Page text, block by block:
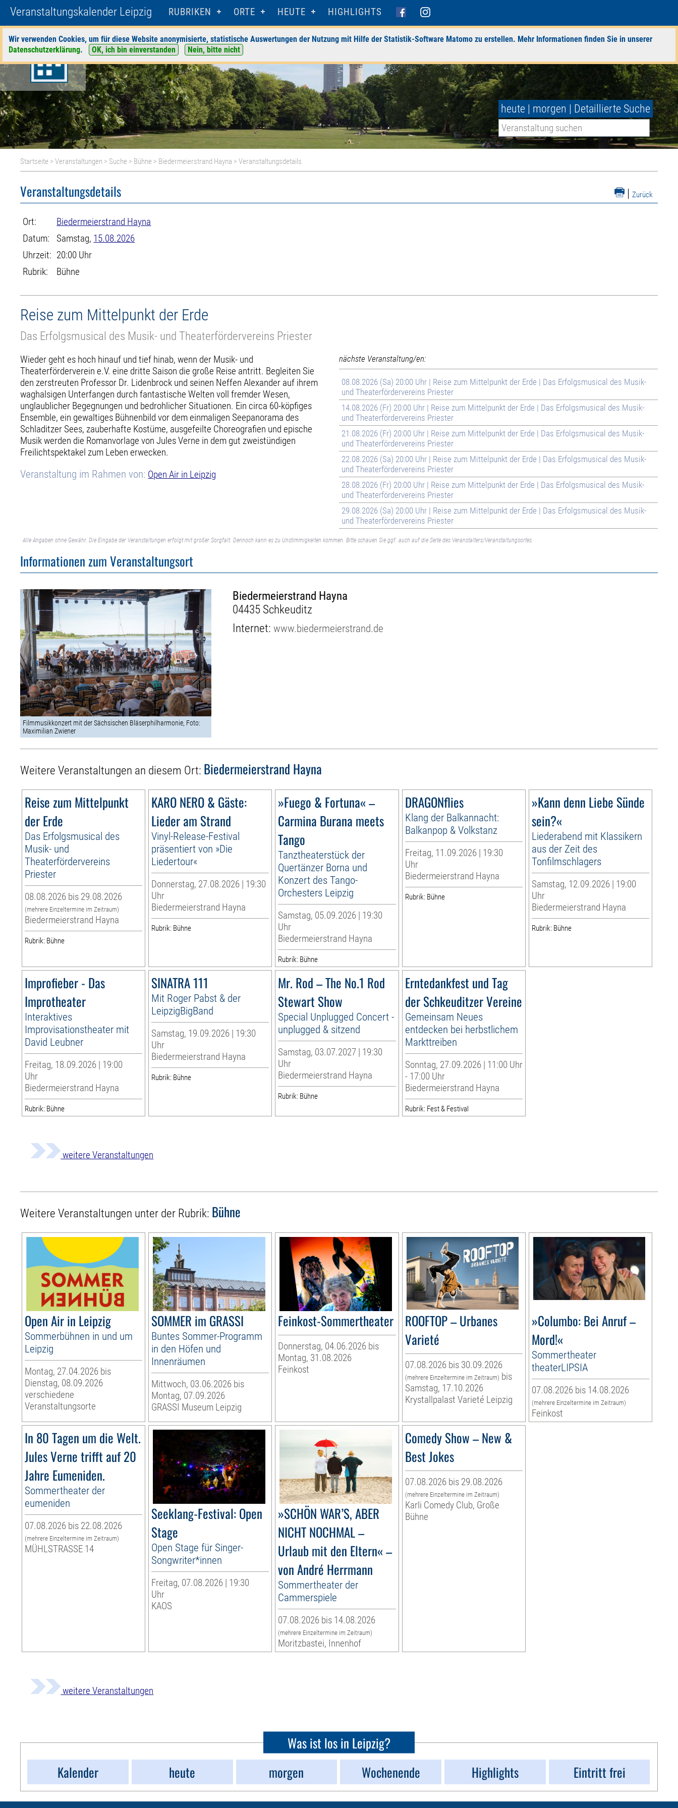
Veranstaltungskalender Leipzig RUBRIKEN ORTE HEUTE HIGHLIGHTS
Wir verwenden Cookies, um für diese Website anonymisierte, statistische Auswertungen der Nutzung mit Hilfe der Statistik-Software Matomo zu erstellen. Mehr Informationen finden Sie in unserer
Datenschutzerklärung. OK, ich bin einverstanden Nein, bitte nicht
heute | morgen | Detaillierte Suche
Startseite >Veranstaltungen > Suche > Bühne > Biedermeierstrand Hayna > Veranstaltungsdetails
| Zurück
Veranstaltungsdetails
Ort:
Biedermeierstrand Hayna
Datum:
Samstag, 15.08.2026
Uhrzeit: 20:00 Uhr
Rubrik:
Bühne
Reise zum Mittelpunkt der Erde
Das Erfolgsmusical des Musik- und Theaterfördervereins Priester
Wieder geht es hoch hinauf und tief hinab, wenn der Musik- und
Theaterförderverein e.V. eine dritte Saison die große Reise antritt. Begleiten Sie
den zerstreuten Professor Dr. Lidenbrock und seinen Neffen Alexander auf ihrem
waghalsigen Unterfangen durch fantastische Welten voll fremder Wesen,
unglaublicher Begegnungen und bedrohlicher Situationen. Ein circa 60-köpfiges
Ensemble, ein gewaltiges Bühnenbild vor dem einmaligen Seepanorama des
Schladitzer Sees, zauberhafte Kostüme, ausgefeilte Choreografien und epische
Musik werden die Romanvorlage von Jules Verne in dem gut zweistündigen
Freilichtspektakel zum Leben erwecken.
Veranstaltung im Rahmen von: Open Air in Leipzig
nächste Veranstaltung/en:
08.08.2026 (Sa) 20:00 Uhr | Reise zum Mittelpunkt der Erde | Das Erfolgsmusical des Musik-
und Theaterfördervereins Priester
14.08.2026 (Fr) 20:00 Uhr | Reise zum Mittelpunkt der Erde | Das Erfolgsmusical des Musik-
und Theaterfördervereins Priester
21.08.2026 (Fr) 20:00 Uhr | Reise zum Mittelpunkt der Erde | Das Erfolgsmusical des Musik-
und Theaterfördervereins Priester
22.08.2026 (Sa) 20:00 Uhr | Reise zum Mittelpunkt der Erde | Das Erfolgsmusical des Musik-
und Theaterfördervereins Priester
28.08.2026 (Fr) 20:00 Uhr | Reise zum Mittelpunkt der Erde | Das Erfolgsmusical des Musik-
und Theaterfördervereins Priester
29.08.2026 (Sa) 20:00 Uhr | Reise zum Mittelpunkt der Erde | Das Erfolgsmusical des Musik-
und Theaterfördervereins Priester
Alle Angaben ohne Gewähr. Die Eingabe der Veranstaltungen erfolgt mit großer Sorgfalt. Dennoch kann es zu Unstimmigkeiten kommen. Bitte schauen Sie ggf. auch auf die Seite des Veranstalters/Veranstaltungsortes.
Informationen zum Veranstaltungsort
Filmmusikkonzert mit der Sächsischen Bläserphilharmonie, Foto:
Maximilian Zwiener
Biedermeierstrand Hayna
04435 Schkeuditz
Internet:www.biedermeierstrand.de
Weitere Veranstaltungen an diesem Ort: Biedermeierstrand Hayna
Reise zum Mittelpunkt
der Erde
Das Erfolgsmusical des
Musik- und
Theaterfördervereins
Priester
08.08.2026 bis 29.08.2026
(mehrere Einzeltermine im Zeitraum)
Biedermeierstrand Hayna
Rubrik: Bühne
KARO NERO & Gäste:
Lieder am Strand
Vinyl-Release-Festival
präsentiert von »Die
Liedertour«
Donnerstag, 27.08.2026 | 19:30
Uhr
Biedermeierstrand Hayna
Rubrik: Bühne
»Fuego & Fortuna« –
Carmina Burana meets
Tango
Tanztheaterstück der
Quertänzer Borna und
Konzert des Tango-
Orchesters Leipzig
Samstag, 05.09.2026 | 19:30
Uhr
Biedermeierstrand Hayna
Rubrik: Bühne
DRAGONflies
Klang der Balkannacht:
Balkanpop & Volkstanz
Freitag, 11.09.2026 | 19:30
Uhr
Biedermeierstrand Hayna
Rubrik: Bühne
»Kann denn Liebe Sünde
sein?«
Liederabend mit Klassikern
aus der Zeit des
Tonfilmschlagers
Samstag, 12.09.2026 | 19:00
Uhr
Biedermeierstrand Hayna
Rubrik: Bühne
Improfieber - Das
Improtheater
Interaktives
Improvisationstheater mit
David Leubner
Freitag, 18.09.2026 | 19:00
Uhr
Biedermeierstrand Hayna
Rubrik: Bühne
SINATRA 111
Mit Roger Pabst & der
LeipzigBigBand
Samstag, 19.09.2026 | 19:30
Uhr
Biedermeierstrand Hayna
Rubrik: Bühne
Mr. Rod – The No.1 Rod
Stewart Show
Special Unplugged Concert -
unplugged & sitzend
Samstag, 03.07.2027 | 19:30
Uhr
Biedermeierstrand Hayna
Rubrik: Bühne
Erntedankfest und Tag
der Schkeuditzer Vereine
Gemeinsam Neues
entdecken bei herbstlichem
Markttreiben
Sonntag, 27.09.2026 | 11:00 Uhr
- 17:00 Uhr
Biedermeierstrand Hayna
Rubrik: Fest & Festival
weitere Veranstaltungen
Weitere Veranstaltungen unter der Rubrik: Bühne
Open Air in Leipzig
Sommerbühnen in und um
Leipzig
Montag, 27.04.2026 bis
Dienstag, 08.09.2026
verschiedene
Veranstaltungsorte
SOMMER im GRASSI
Buntes Sommer-Programm
in den Höfen und
Innenräumen
Mittwoch, 03.06.2026 bis
Montag, 07.09.2026
GRASSI Museum Leipzig
Feinkost-Sommertheater
Donnerstag, 04.06.2026 bis
Montag, 31.08.2026
Feinkost
ROOFTOP – Urbanes
Varieté
07.08.2026 bis 30.09.2026
(mehrere Einzeltermine im Zeitraum) bis
Samstag, 17.10.2026
Krystallpalast Varieté Leipzig
»Columbo: Bei Anruf –
Mord!«
Sommertheater
theaterLIPSIA
07.08.2026 bis 14.08.2026
(mehrere Einzeltermine im Zeitraum)
Feinkost
In 80 Tagen um die Welt.
Jules Verne trifft auf 20
Jahre Eumeniden.
Sommertheater der
eumeniden
07.08.2026 bis 22.08.2026
(mehrere Einzeltermine im Zeitraum)
MÜHLSTRASSE 14
Seeklang-Festival: Open
Stage
Open Stage für Singer-
Songwriter*innen
Freitag, 07.08.2026 | 19:30
Uhr
KAOS
»SCHÖN WAR’S, ABER
NICHT NOCHMAL –
Urlaub mit den Eltern« –
von André Herrmann
Sommertheater der
Cammerspiele
07.08.2026 bis 14.08.2026
(mehrere Einzeltermine im Zeitraum)
Moritzbastei, Innenhof
Comedy Show – New &
Best Jokes
07.08.2026 bis 29.08.2026
(mehrere Einzeltermine im Zeitraum)
Karli Comedy Club, Große
Bühne
weitere Veranstaltungen
Was ist los in Leipzig?
Kalender
heute morgen Wochenende Highlights Eintritt frei